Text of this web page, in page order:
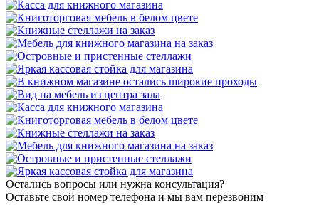
Остались вопросы или нужна консультация?
Оставьте свой номер телефона и мы вам перезвоним